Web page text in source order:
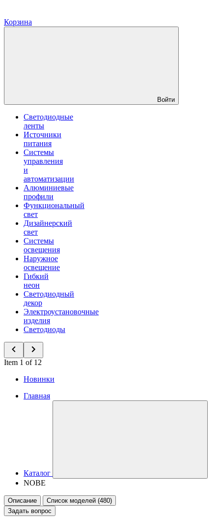
Корзина
Войти
Светодиодные
ленты
Источники
питания
Системы
управления
и
автоматизации
Алюминиевые
профили
Функциональный
свет
Дизайнерский
свет
Системы
освещения
Наружное
освещение
Гибкий
неон
Светодиодный
декор
Электроустановочные
изделия
Светодиоды
Item 1 of 12
Новинки
Главная
Каталог
NOBE
Описание
Список моделей (480)
Задать вопрос